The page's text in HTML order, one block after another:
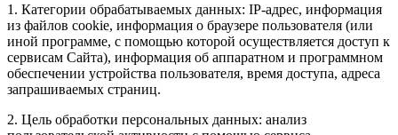
1. Категории обрабатываемых данных: IP-адрес, информация
из файлов cookie, информация о браузере пользователя (или
иной программе, с помощью которой осуществляется доступ к
сервисам Сайта), информация об аппаратном и программном
обеспечении устройства пользователя, время доступа, адреса
запрашиваемых страниц.
2. Цель обработки персональных данных: анализ